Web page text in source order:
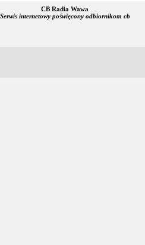
CB Radia Wawa
Serwis internetowy poświęcony odbiornikom cb